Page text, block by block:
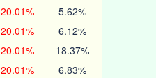
20.01% 5.62%
20.01% 6.12%
20.01% 18.37%
20.01% 6.83%